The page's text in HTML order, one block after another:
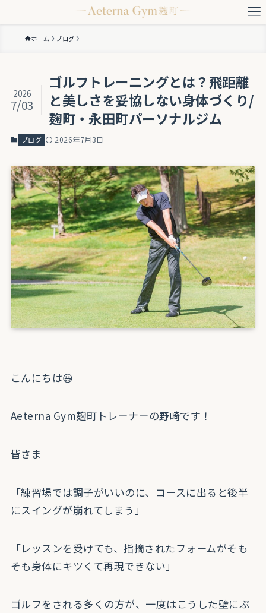
ホーム ブログ
ゴルフトレーニングとは？飛距離
と美しさを妥協しない身体づくり/
麹町・永田町パーソナルジム
2026
7/03
ブログ 2026年7月3日
こんにちは😃
Aeterna Gym麹町トレーナーの野崎です！
皆さま
「練習場では調子がいいのに、コースに出ると後半
にスイングが崩れてしまう」
「レッスンを受けても、指摘されたフォームがそも
そも身体にキツくて再現できない」
ゴルフをされる多くの方が、一度はこうした壁にぶ